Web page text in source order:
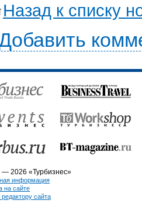
Назад к списку
2026 «Турбизнес»
информация
на сайте
сайта